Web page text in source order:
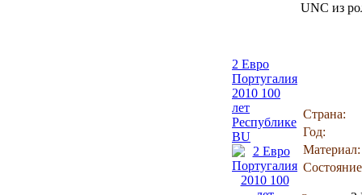
UNC из
2 Евро
Португалия
2010 100
лет
Республике
BU
Страна:
Год:
Материал: